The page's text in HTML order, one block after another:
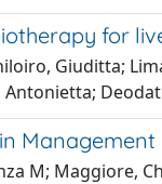
for
Giuditta;
Management
M; Maggiore,